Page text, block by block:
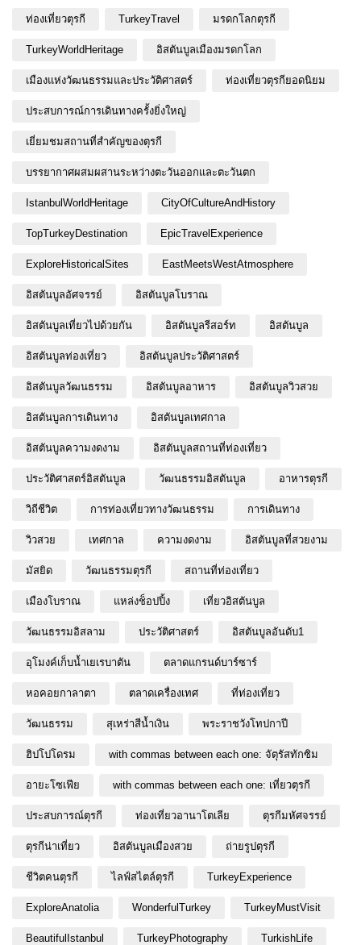
ท่องเที่ยวตุรกี TurkeyTravel มรดกโลกตุรกี
TurkeyWorldHeritage อิสตันบูลเมืองมรดกโลก
เมืองแห่งวัฒนธรรมและประวัติศาสตร์ ท่องเที่ยวตุรกียอดนิยม
ประสบการณ์การเดินทางครั้งยิ่งใหญ่
เยี่ยมชมสถานที่สำคัญของตุรกี
บรรยากาศผสมผสานระหว่างตะวันออกและตะวันตก
IstanbulWorldHeritage CityOfCultureAndHistory
TopTurkeyDestination EpicTravelExperience
ExploreHistoricalSites EastMeetsWestAtmosphere
อิสตันบูลอัศจรรย์ อิสตันบูลโบราณ
อิสตันบูลเที่ยวไปด้วยกัน อิสตันบูลรีสอร์ท อิสตันบูล
อิสตันบูลท่องเที่ยว อิสตันบูลประวัติศาสตร์
อิสตันบูลวัฒนธรรม อิสตันบูลอาหาร อิสตันบูลวิวสวย
อิสตันบูลการเดินทาง อิสตันบูลเทศกาล
อิสตันบูลความงดงาม อิสตันบูลสถานที่ท่องเที่ยว
ประวัติศาสตร์อิสตันบูล วัฒนธรรมอิสตันบูล อาหารตุรกี
วิถีชีวิต การท่องเที่ยวทางวัฒนธรรม การเดินทาง
วิวสวย เทศกาล ความงดงาม อิสตันบูลที่สวยงาม
มัสยิด วัฒนธรรมตุรกี สถานที่ท่องเที่ยว
เมืองโบราณ แหล่งช็อปปิ้ง เที่ยวอิสตันบูล
วัฒนธรรมอิสลาม ประวัติศาสตร์ อิสตันบูลอันดับ1
อุโมงค์เก็บน้ำเยเรบาตัน ตลาดแกรนด์บาร์ซาร์
หอคอยกาลาตา ตลาดเครื่องเทศ ที่ท่องเที่ยว
วัฒนธรรม สุเหร่าสีน้ำเงิน พระราชวังโทปกาปี
ฮิปโปโดรม with commas between each one: จัตุรัสทักซิม
อายะโซเฟีย with commas between each one: เที่ยวตุรกี
ประสบการณ์ตุรกี ท่องเที่ยวอานาโตเลีย ตุรกีมหัศจรรย์
ตุรกีน่าเที่ยว อิสตันบูลเมืองสวย ถ่ายรูปตุรกี
ชีวิตคนตุรกี ไลฟ์สไตล์ตุรกี TurkeyExperience
ExploreAnatolia WonderfulTurkey TurkeyMustVisit
BeautifulIstanbul TurkeyPhotography TurkishLife